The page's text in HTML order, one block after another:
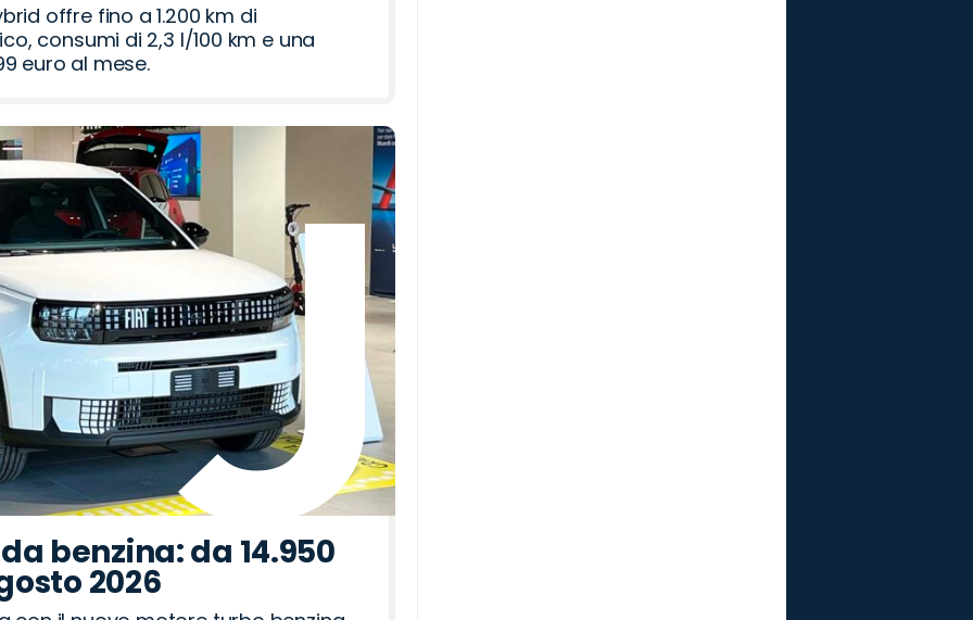
offre fino a 1.200 km di
consumi di 2,3 l/100 km e una
euro al mese.
benzina: da 14.950
2026